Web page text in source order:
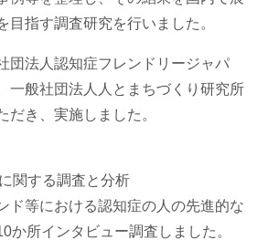
目指す調査研究を行いました。
団法人認知症フレンドリージャパ
一般社団法人人とまちづくり研究所
だき、実施しました。
関する調査と分析
ド等における認知症の人の先進的な
か所インタビュー調査しました。